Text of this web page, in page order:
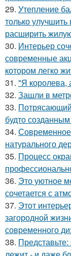
29. Утепление
только
расширить
30. Интерьер
современные
котором легко
31. "Я королева,
32. Зашли в
33.
будто
34. Современное
натурального
35. Процесс
36. Это уютное
сочетается с
37. Этот
загородной
современного
38.